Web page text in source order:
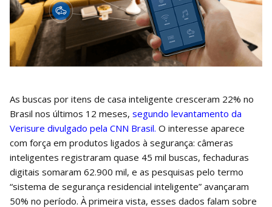
As buscas por itens de casa inteligente cresceram 22% no
Brasil nos últimos 12 meses, segundo levantamento da
Verisure divulgado pela CNN Brasil. O interesse aparece
com força em produtos ligados à segurança: câmeras
inteligentes registraram quase 45 mil buscas, fechaduras
digitais somaram 62.900 mil, e as pesquisas pelo termo
“sistema de segurança residencial inteligente” avançaram
50% no período. À primeira vista, esses dados falam sobre